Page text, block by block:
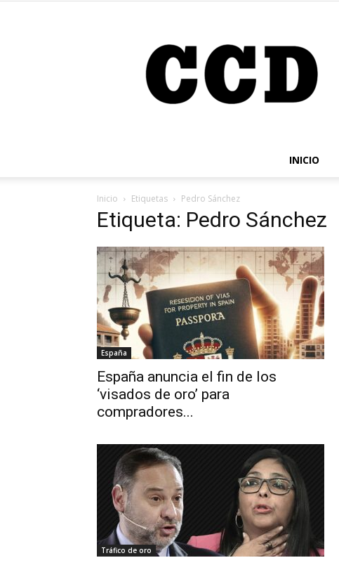
INICIO
Inicio Etiquetas Pedro Sánchez
Etiqueta: Pedro Sánchez
España
España anuncia el fin de los
‘visados de oro’ para
compradores...
Tráfico de oro